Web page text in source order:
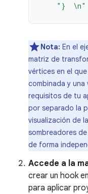
"}  \n"
Nota: En el
matriz de
vértices en el
combinada y una
requisitos de tu
por separado la
visualización de
sombreadores
de forma
Accede a la
crear un hook
para aplicar